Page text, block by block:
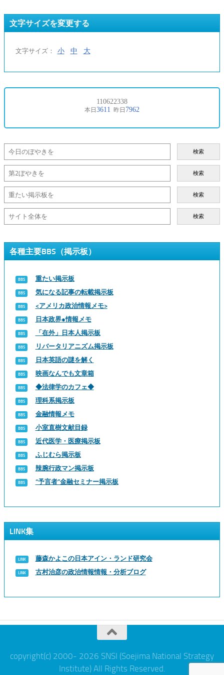
文字サイズを変更する
文字サイズ： 小 中 大
検索
検索
検索
検索
各種主要BBS（掲示板）
重たい掲示板
気になる記事の転載掲示板
<アメリカ政治情報メモ>
日本政界●情報メモ
「在外」日本人掲示板
リバータリアニズム掲示板
日本英語の謎を解く
映画なんでも文章箱
◆法律学のカフェ◆
理科系掲示板
金融情報メモ
小室直樹文献目録
近代医学・医療掲示板
ふじむら掲示板
辣腕行政マン掲示板
“予言者”金融セミナー掲示板
LINK集
藤森かよこの日本アイン・ランド研究会
古村治彦の政治情報情報・分析ブログ
copyright(c) 2000- 2026 SNSI (Soejima National Strategy
Institute) All Rights Reserved.